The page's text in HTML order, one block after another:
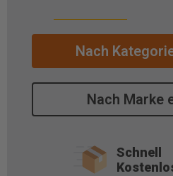
Nach
Nach Marke
Schnell